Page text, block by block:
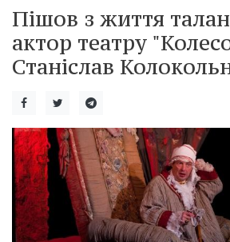
Пішов з життя
актор театру
Станіслав